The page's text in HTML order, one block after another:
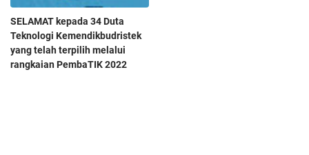
SELAMAT kepada 34 Duta
Teknologi Kemendikbudristek
yang telah terpilih melalui
rangkaian PembaTIK 2022